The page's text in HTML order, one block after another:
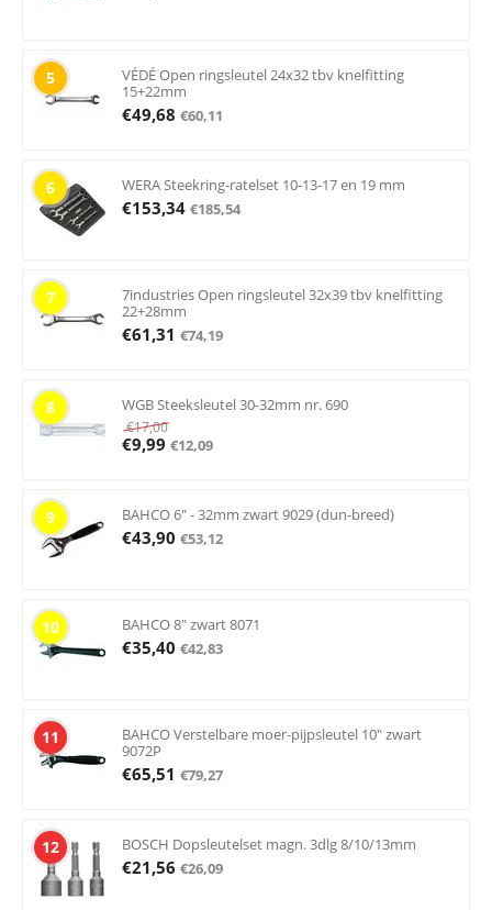
5
VÉDÉ Open ringsleutel 24x32 tbv knelfitting
15+22mm
€49,68 €60,11
6 WERA Steekring-ratelset 10-13-17 en 19 mm
€153,34 €185,54
7
7industries Open ringsleutel 32x39 tbv knelfitting
22+28mm
€61,31 €74,19
8 WGB Steeksleutel 30-32mm nr. 690
€17,00
€9,99 €12,09
9 BAHCO 6" - 32mm zwart 9029 (dun-breed)
€43,90 €53,12
10 BAHCO 8" zwart 8071
€35,40 €42,83
11
BAHCO Verstelbare moer-pijpsleutel 10" zwart
9072P
€65,51 €79,27
12 BOSCH Dopsleutelset magn. 3dlg 8/10/13mm
€21,56 €26,09